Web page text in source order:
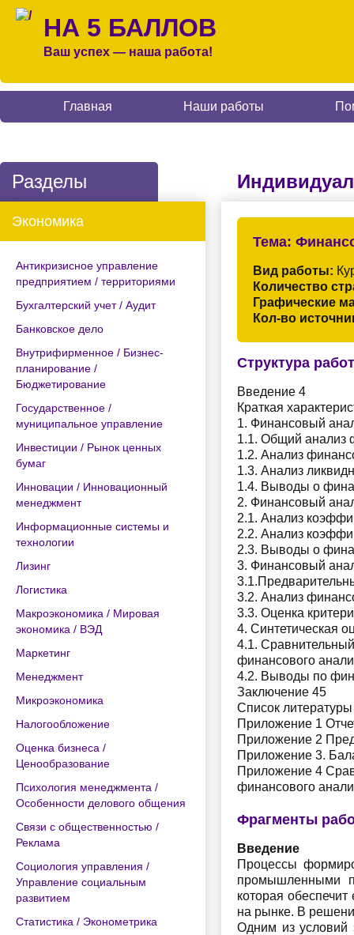
НА 5 БАЛЛОВ
Ваш успех — наша работа!
Главная Наши работы
Разделы
Экономика
Антикризисное управление
предприятием / территориями
Бухгалтерский учет / Аудит
Банковское дело
Внутрифирменное / Бизнес-
планирование /
Бюджетирование
Государственное /
муниципальное управление
Инвестиции / Рынок ценных
бумаг
Инновации / Инновационный
менеджмент
Информационные системы и
технологии
Лизинг
Логистика
Макроэкономика / Мировая
экономика / ВЭД
Маркетинг
Менеджмент
Микроэкономика
Налогообложение
Оценка бизнеса /
Ценообразование
Психология менеджмента /
Особенности делового общения
Связи с общественностью /
Реклама
Социология управления /
Управление социальным
развитием
Статистика / Эконометрика
Тема:
Вид работы:
Количество
Графические
Кол-во
Структура
Введение 4
Краткая
1. Финансовый
1.1. Общий анализ
1.2. Анализ
1.3. Анализ
1.4. Выводы о
2. Финансовый
2.1. Анализ
2.2. Анализ
2.3. Выводы о
3. Финансовый
3.2. Анализ
3.3. Оценка
4. Синтетическая
4.1.
финансового
4.2. Выводы по
Заключение 45
Список
Приложение 1
Приложение 2
Приложение 3.
Приложение 4
финансового
Фрагменты
Введение
Процессы
промышленными
которая
на рынке. В
Одним из условий